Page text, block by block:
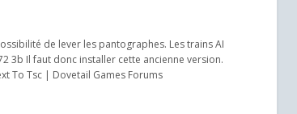
de lever les pantographes. Les trains AI
3b Il faut donc installer cette ancienne version.
To Tsc | Dovetail Games Forums